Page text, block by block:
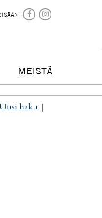
MEISTÄ
Uusi haku